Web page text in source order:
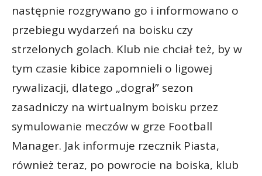
następnie rozgrywano go i informowano o
przebiegu wydarzeń na boisku czy
strzelonych golach. Klub nie chciał też, by w
tym czasie kibice zapomnieli o ligowej
rywalizacji, dlatego „dograł” sezon
zasadniczy na wirtualnym boisku przez
symulowanie meczów w grze Football
Manager. Jak informuje rzecznik Piasta,
również teraz, po powrocie na boiska, klub